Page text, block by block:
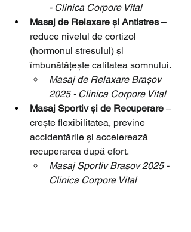
- Clinica Corpore Vital
Masaj de Relaxare și Antistres –
reduce nivelul de cortizol
(hormonul stresului) și
îmbunătățește calitatea somnului.
Masaj de Relaxare Brașov
2025 - Clinica Corpore Vital
Masaj Sportiv și de Recuperare –
crește flexibilitatea, previne
accidentările și accelerează
recuperarea după efort.
Masaj Sportiv Brașov 2025 -
Clinica Corpore Vital